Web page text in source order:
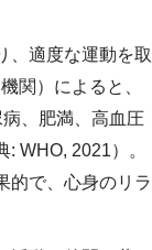
、適度な運動を取
関）によると、
、肥満、高血圧
WHO, 2021）。
的で、心身のリラ